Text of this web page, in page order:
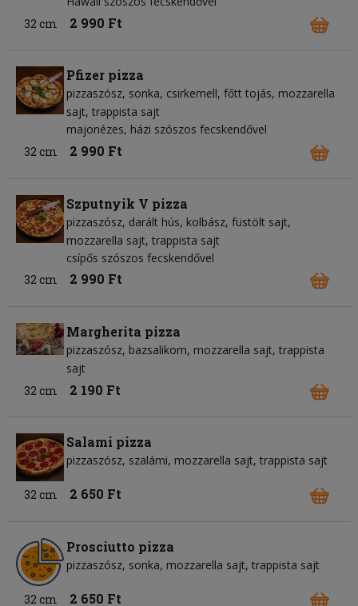
32 cm
2 990 Ft
Pfizer pizza
pizzaszósz sonka csirkemell főtt tojás mozzarella
sajt trappista sajt
majonézes, házi szószos fecskendővel
32 cm
2 990 Ft
Szputnyik V pizza
pizzaszósz darált hús kolbász füstölt sajt
mozzarella sajt trappista sajt
csípős szószos fecskendővel
32 cm
2 990 Ft
Margherita pizza
pizzaszósz bazsalikom mozzarella sajt trappista
sajt
32 cm
2 190 Ft
Salami pizza
pizzaszósz szalámi mozzarella sajt trappista sajt
32 cm 2 650 Ft
Prosciutto pizza
pizzaszósz sonka mozzarella sajt trappista sajt
32 cm 2 650 Ft